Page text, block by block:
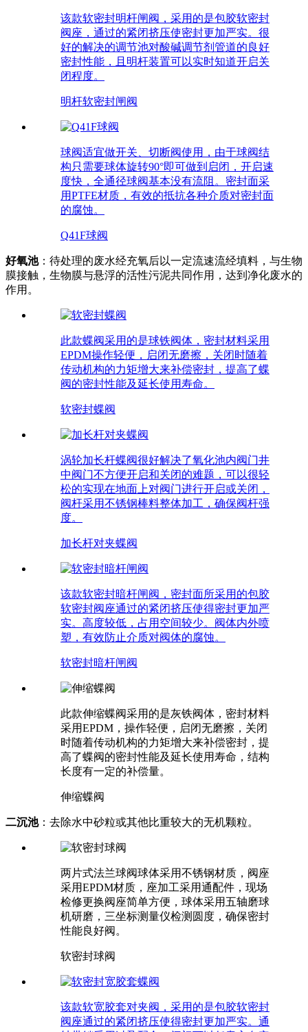
该款软密封明杆闸阀，采用的是包胶软密封
阀座，通过的紧闭挤压使密封更加严实。很
好的解决的调节池对酸碱调节剂管道的良好
密封性能，且明杆装置可以实时知道开启关
闭程度。
明杆软密封闸阀
球阀适宜做开关、切断阀使用，由于球阀结
构只需要球体旋转90°即可做到启闭，开启速
度快，全通径球阀基本没有流阻。密封面采
用PTFE材质，有效的抵抗各种介质对密封面
的腐蚀。
Q41F球阀
好氧池：待处理的废水经充氧后以一定流速流经填料，与生物
膜接触，生物膜与悬浮的活性污泥共同作用，达到净化废水的
作用。
此款蝶阀采用的是球铁阀体，密封材料采用
EPDM操作轻便，启闭无磨擦，关闭时随着
传动机构的力矩增大来补偿密封，提高了蝶
阀的密封性能及延长使用寿命。
软密封蝶阀
涡轮加长杆蝶阀很好解决了氧化池内阀门井
中阀门不方便开启和关闭的难题，可以很轻
松的实现在地面上对阀门进行开启或关闭，
阀杆采用不锈钢棒料整体加工，确保阀杆强
度。
加长杆对夹蝶阀
该款软密封暗杆闸阀，密封面所采用的包胶
软密封阀座通过的紧闭挤压使得密封更加严
实。高度较低，占用空间较少。阀体内外喷
塑，有效防止介质对阀体的腐蚀。
软密封暗杆闸阀
此款伸缩蝶阀采用的是灰铁阀体，密封材料
采用EPDM，操作轻便，启闭无磨擦，关闭
时随着传动机构的力矩增大来补偿密封，提
高了蝶阀的密封性能及延长使用寿命，结构
长度有一定的补偿量。
伸缩蝶阀
二沉池：去除水中砂粒或其他比重较大的无机颗粒。
两片式法兰球阀球体采用不锈钢材质，阀座
采用EPDM材质，座加工采用通配件，现场
检修更换阀座简单方便，球体采用五轴磨球
机研磨，三坐标测量仪检测圆度，确保密封
性能良好阀。
软密封球阀
该款软宽胶套对夹阀，采用的是包胶软密封
阀座通过的紧闭挤压使得密封更加严实。通